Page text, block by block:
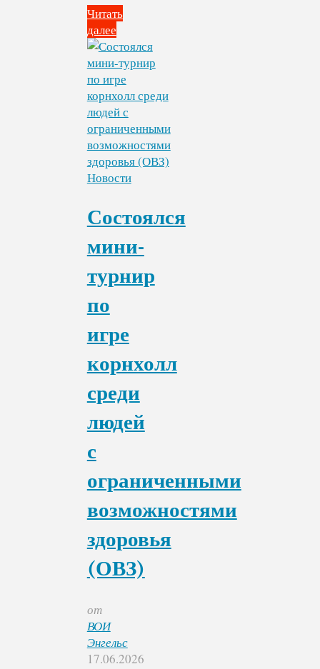
Читать
далее
"В
спортивном
клубе
«Спорт
для
всех»
прошла
очередная
тренировка
адаптивным
настольным
играм"
Новости
Состоялся
мини-
турнир
по
игре
корнхолл
среди
людей
с
ограниченными
возможностями
здоровья
(ОВЗ)
от
ВОИ
Энгельс
17.06.2026